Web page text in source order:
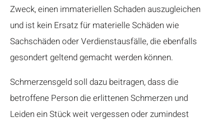
Zweck, einen immateriellen Schaden auszugleichen
und ist kein Ersatz für materielle Schäden wie
Sachschäden oder Verdienstausfälle, die ebenfalls
gesondert geltend gemacht werden können.
Schmerzensgeld soll dazu beitragen, dass die
betroffene Person die erlittenen Schmerzen und
Leiden ein Stück weit vergessen oder zumindest